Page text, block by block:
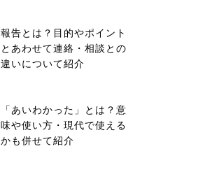
報告とは？目的やポイント
とあわせて連絡・相談との
違いについて紹介
「あいわかった」とは？意
味や使い方・現代で使える
かも併せて紹介